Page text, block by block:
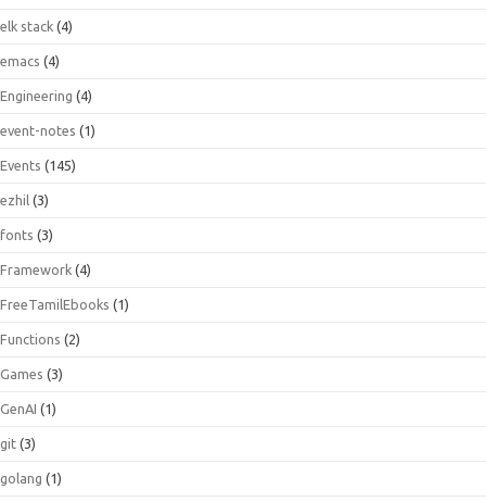
elk stack (4)
emacs (4)
Engineering (4)
event-notes (1)
Events (145)
ezhil (3)
fonts (3)
Framework (4)
FreeTamilEbooks (1)
Functions (2)
Games (3)
GenAI (1)
git (3)
golang (1)